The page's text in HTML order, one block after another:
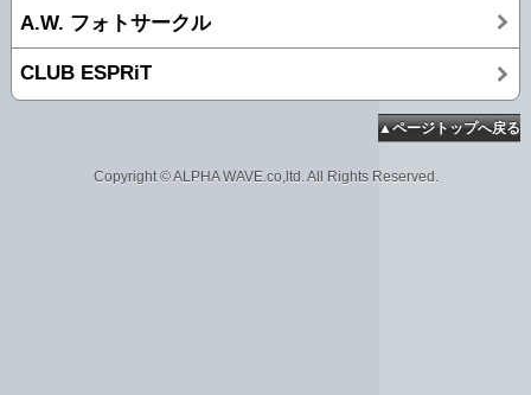
A.W. フォトサークル
CLUB ESPRiT
▲ページトップへ戻る
Copyright © ALPHA WAVE.co,ltd. All Rights Reserved.